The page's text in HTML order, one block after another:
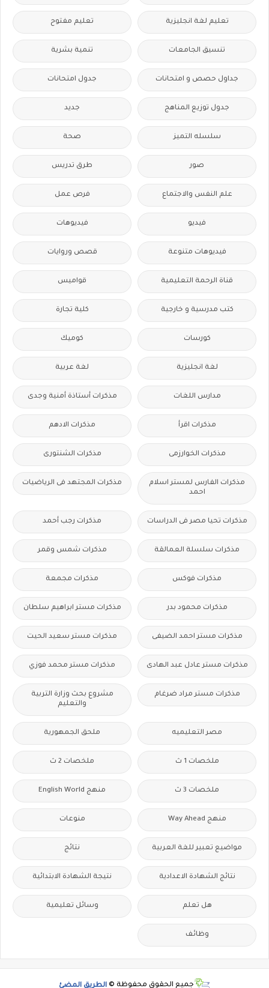
تعليم لغة انجليزية تعليم مفتوح
تنسيق الجامعات تنمية بشرية
جداول حصص و امتحانات جدول امتحانات
جدول توزيع المناهج جديد
سلسله التميز صحة
صور طرق تدريس
علم النفس والاجتماع فرص عمل
فيديو فيديوهات
فيديوهات متنوعة قصص وروايات
قناة الرحمة التعليمية قواميس
كتب مدرسية و خارجية كلية تجارة
كورسات كوميك
لغة انجليزية لغة عربية
مدارس اللغات مذكرات أستاذة أمنية وجدى
مذكرات اقرأ مذكرات الادهم
مذكرات الخوارزمى مذكرات الشنتورى
مذكرات الفارس لمستر اسلام
احمد
مذكرات المجتهد فى الرياضيات
مذكرات تحيا مصر فى الدراسات مذكرات رجب أحمد
مذكرات سلسلة العمالقة مذكرات شمس وقمر
مذكرات فوكس مذكرات مجمعة
مذكرات محمود بدر مذكرات مستر ابراهيم سلطان
مذكرات مستر احمد الضيفى مذكرات مستر سعيد الحيت
مذكرات مستر عادل عبد الهادى مذكرات مستر محمد فوزي
مذكرات مستر مراد ضرغام
مشروع بحث وزارة التربية
والتعليم
مصر التعليميه ملحق الجمهورية
ملخصات 1 ث ملخصات 2 ث
ملخصات 3 ث منهج English World
منهج Way Ahead منوعات
مواضيع تعبير للغة العربية نتائج
نتائج الشهادة الاعدادية نتيجة الشهادة الابتدائية
هل تعلم وسائل تعليمية
وظائف
جميع الحقوق محفوظة © الطريق المضئ